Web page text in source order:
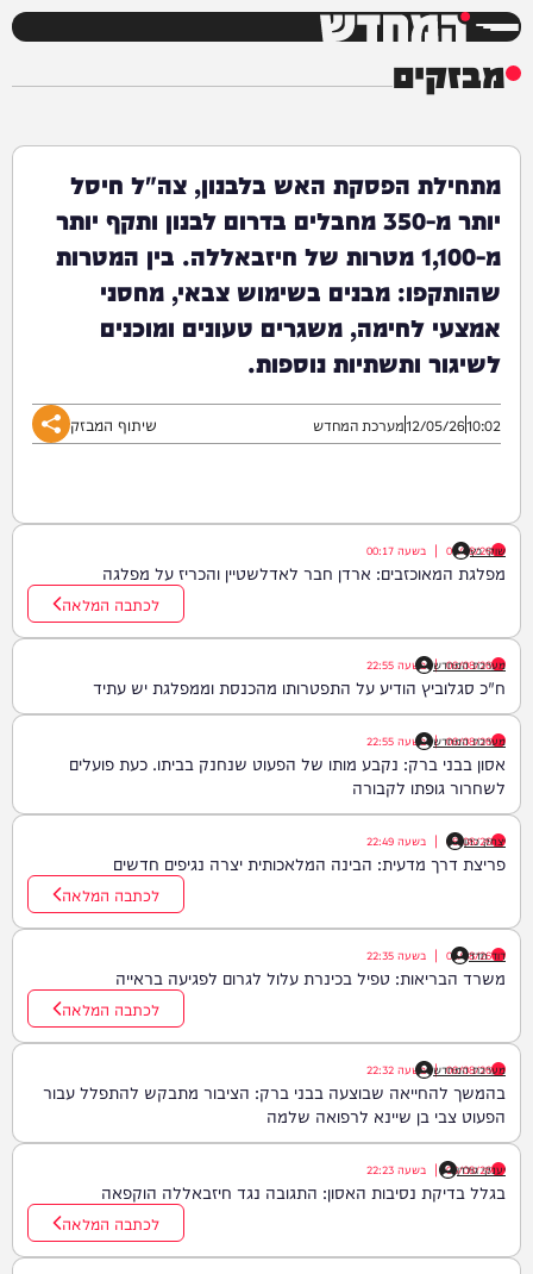
המחדש
מבזקים
מתחילת הפסקת האש בלבנון, צה"ל חיסל
יותר מ-350 מחבלים בדרום לבנון ותקף יותר
מ-1,100 מטרות של חיזבאללה. בין המטרות
שהותקפו: מבנים בשימוש צבאי, מחסני
אמצעי לחימה, משגרים טעונים ומוכנים
לשיגור ותשתיות נוספות.
10:02
12/05/26מערכת המחדש שיתוף המבזק
שוקי כץ
07/08/26
| בשעה 00:17
מפלגת המאוכזבים: ארדן חבר לאדלשטיין והכריז על מפלגה
לכתבה המלאה
מערכת המחדש
06/08/26
| בשעה 22:55
ח"כ סגלוביץ הודיע על התפטרותו מהכנסת וממפלגת יש עתיד
מערכת המחדש
06/08/26
| בשעה 22:55
אסון בבני ברק: נקבע מותו של הפעוט שנחנק בביתו. כעת פועלים
לשחרור גופתו לקבורה
יצחק כהן
06/08/26
| בשעה 22:49
פריצת דרך מדעית: הבינה המלאכותית יצרה נגיפים חדשים
לכתבה המלאה
דוד חדד
06/08/26
| בשעה 22:35
משרד הבריאות: טפיל בכינרת עלול לגרום לפגיעה בראייה
לכתבה המלאה
מערכת המחדש
06/08/26
| בשעה 22:32
בהמשך להחייאה שבוצעה בבני ברק: הציבור מתבקש להתפלל עבור
הפעוט צבי בן שיינא לרפואה שלמה
יענקי גולדן
06/08/26
| בשעה 22:23
בגלל בדיקת נסיבות האסון: התגובה נגד חיזבאללה הוקפאה
לכתבה המלאה